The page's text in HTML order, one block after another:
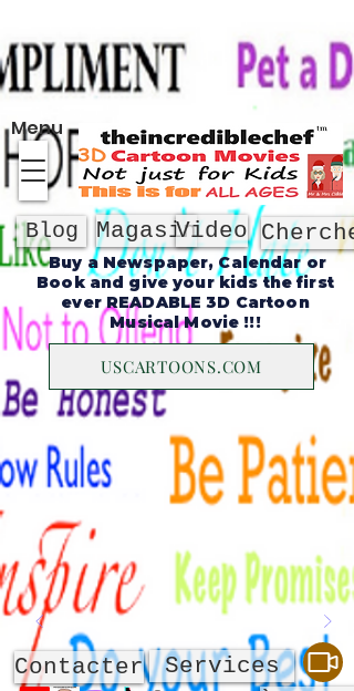
À propos de
Magasin
Menu
Video
Blog
Contacter
USCARTOONS.COM
Buy a Newspaper, Calendar or
Book and give your kids the first
ever READABLE 3D Cartoon
Musical Movie !!!
Services